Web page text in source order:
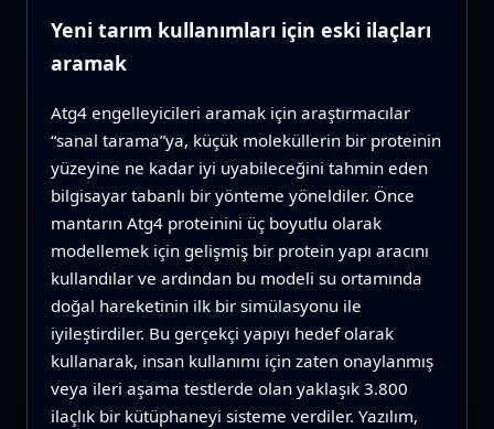
Yeni tarım kullanımları için eski ilaçları
aramak
Atg4 engelleyicileri aramak için araştırmacılar
“sanal tarama”ya, küçük moleküllerin bir proteinin
yüzeyine ne kadar iyi uyabileceğini tahmin eden
bilgisayar tabanlı bir yönteme yöneldiler. Önce
mantarın Atg4 proteinini üç boyutlu olarak
modellemek için gelişmiş bir protein yapı aracını
kullandılar ve ardından bu modeli su ortamında
doğal hareketinin ilk bir simülasyonu ile
iyileştirdiler. Bu gerçekçi yapıyı hedef olarak
kullanarak, insan kullanımı için zaten onaylanmış
veya ileri aşama testlerde olan yaklaşık 3.800
ilaçlık bir kütüphaneyi sisteme verdiler. Yazılım,